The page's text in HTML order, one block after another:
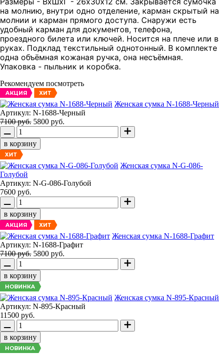
на молнию, внутри одно отделение, карман скрытый на
молнии и карман прямого доступа. Снаружи есть
удобный карман для документов, телефона,
проездного билета или ключей. Носится на плече или в
руках. Подклад текстильный однотонный. В комплекте
одна объёмная кожаная ручка, она несъёмная.
Упаковка - пыльник и коробка.
Рекомендуем посмотреть
АКЦИЯ ХИТ
Женская сумка N-1688-Черный
Артикул: N-1688-Черный
7100 руб. 5800 руб.
в корзину
ХИТ
Женская сумка N-G-086-
Голубой
Артикул: N-G-086-Голубой
7600 руб.
в корзину
АКЦИЯ ХИТ
Женская сумка N-1688-Графит
Артикул: N-1688-Графит
7100 руб. 5800 руб.
в корзину
НОВИНКА
Женская сумка N-895-Красный
Артикул: N-895-Красный
11500 руб.
в корзину
НОВИНКА